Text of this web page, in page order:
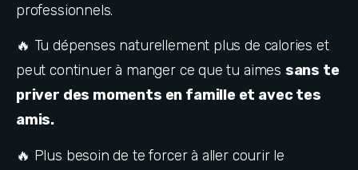
professionnels.
🔥 Tu dépenses naturellement plus de calories et
peut continuer à manger ce que tu aimes sans te
priver des moments en famille et avec tes
amis.
🔥 Plus besoin de te forcer à aller courir le